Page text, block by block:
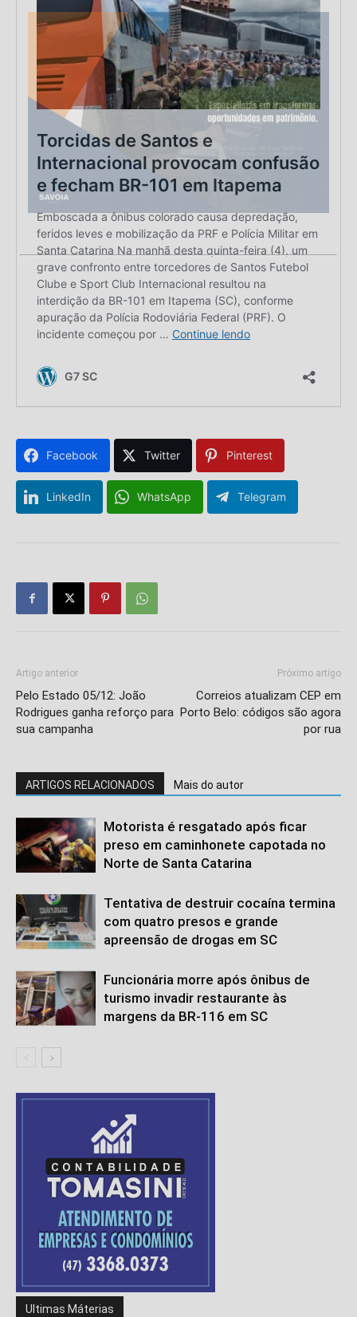
Facebook Twitter Pinterest
LinkedIn WhatsApp Telegram
Artigo anterior
Pelo Estado 05/12: João
Rodrigues ganha reforço para
sua campanha
Próximo artigo
Correios atualizam CEP em
Porto Belo: códigos são agora
por rua
ARTIGOS RELACIONADOS Mais do autor
Motorista é resgatado após ficar
preso em caminhonete capotada no
Norte de Santa Catarina
Tentativa de destruir cocaína termina
com quatro presos e grande
apreensão de drogas em SC
Funcionária morre após ônibus de
turismo invadir restaurante às
margens da BR-116 em SC
Ultimas Máterias
Isso vai fechar em 14 segundos